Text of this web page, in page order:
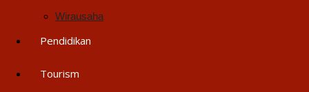
Wirausaha
Pendidikan
Tourism